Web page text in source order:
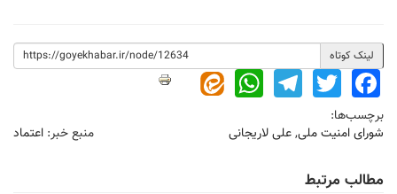
لینک کوتاه
Facebook
Twitter
Telegram
WhatsApp
برچسب‌ها:
شورای امنیت ملی,علی لاریجانی منبع خبر: اعتماد
مطالب مرتبط